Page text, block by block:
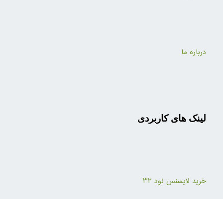
درباره ما
لینک های کاربردی
خرید لایسنس نود ۳۲